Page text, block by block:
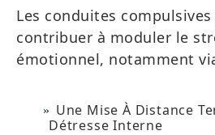
Les conduites
contribuer à moduler le
émotionnel, notamment
Une Mise À Distance
Détresse Interne